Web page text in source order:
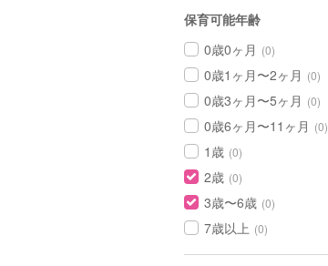
保育可能年齢
0歳0ヶ月 (0)
0歳1ヶ月〜2ヶ月 (0)
0歳3ヶ月〜5ヶ月 (0)
0歳6ヶ月〜11ヶ月 (0)
1歳 (0)
2歳 (0)
3歳〜6歳 (0)
7歳以上 (0)